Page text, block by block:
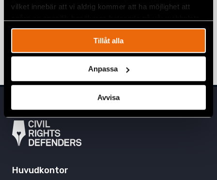
vilket innebär att vi aldrig kommer att ha möjlighet att
Tillåt alla
Anpassa
Avvisa
BOSNIEN-HERCEGOVINA,NYHETER 11 juli 2025
Love rules på BiH Pride March i
BOSNIEN-HERCEGOVINA,NYHETER 24 juni 2025
Huvudkontor